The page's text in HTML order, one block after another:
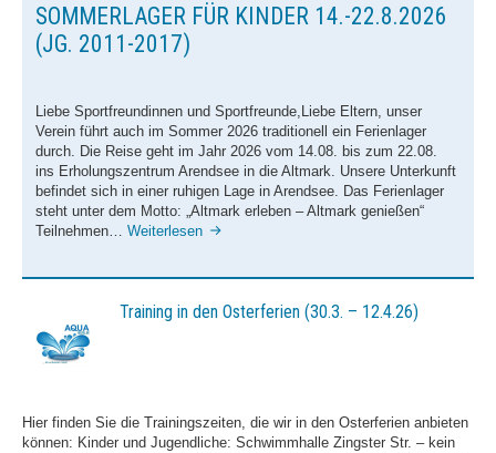
eventuelle
Einschränkungen
im
möglich)
SOMMERLAGER FÜR KINDER 14.-22.8.2026
(JG. 2011-2017)
Liebe Sportfreundinnen und Sportfreunde,Liebe Eltern, unser
Verein führt auch im Sommer 2026 traditionell ein Ferienlager
durch. Die Reise geht im Jahr 2026 vom 14.08. bis zum 22.08.
ins Erholungszentrum Arendsee in die Altmark. Unsere Unterkunft
befindet sich in einer ruhigen Lage in Arendsee. Das Ferienlager
steht unter dem Motto: „Altmark erleben – Altmark genießen“
Teilnehmen…Weiterlesen Sommerlager
(Jg.
Training in den Osterferien (30.3. – 12.4.26)
Hier finden Sie die Trainingszeiten, die wir in den Osterferien anbieten
können: Kinder und Jugendliche: Schwimmhalle Zingster Str. – kein